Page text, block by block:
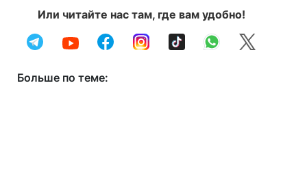
Или читайте нас там, где вам удобно!
Больше по теме: